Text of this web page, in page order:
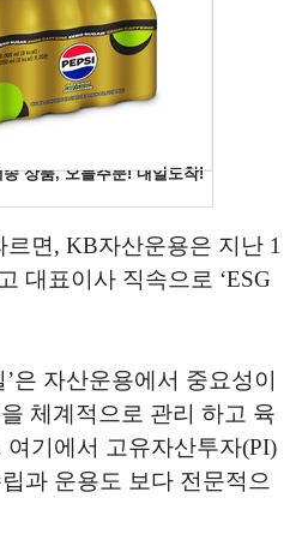
면, KB자산운용은 지난 1
대표이사 직속으로 ‘ESG
은 자산운용에서 중요성이
체계적으로 관리 하고 육
기에서 고유자산투자(PI)
과 운용도 보다 전문적으